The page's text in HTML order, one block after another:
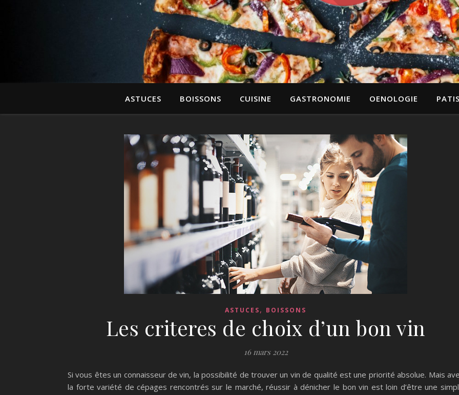
ASTUCES BOISSONS CUISINE GASTRONOMIE OENOLOGIE
ASTUCES, BOISSONS
Les criteres de choix d’un bon vin
16 mars 2022
Si vous êtes un connaisseur de vin, la possibilité de trouver un vin de qualité est une priorité absolue. Mais
la forte variété de cépages rencontrés sur le marché, réussir à dénicher le bon vin est loin d’être une